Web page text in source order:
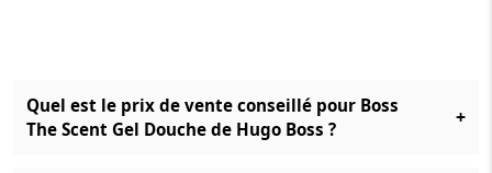
Quel est le prix de vente conseillé pour Boss
The Scent Gel Douche de Hugo Boss ?
+